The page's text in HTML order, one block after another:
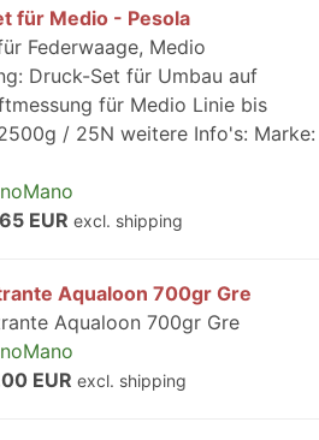
für Medio - Pesola
Federwaage, Medio
Druck-Set für Umbau auf
für Medio Linie bis
/ 25N weitere Info's: Marke:
EUR excl. shipping
Aqualoon 700gr Gre
Aqualoon 700gr Gre
EUR excl. shipping